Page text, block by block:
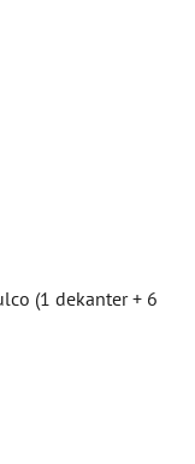
(1 dekanter + 6